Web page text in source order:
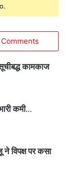
Comments
कामकाज
कमी…
विपक्ष पर कसा